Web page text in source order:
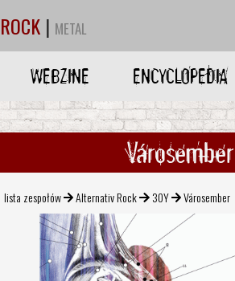
ROCK | METAL
WEBZINE ENCYCLOPEDIA
Városember
lista zespołów Alternativ Rock 30Y Városember